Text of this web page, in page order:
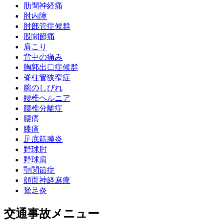
肋間神経痛
肘内障
肘部管症候群
股関節痛
肩こり
背中の痛み
胸郭出口症候群
脊柱管狭窄症
腕のしびれ
腰椎ヘルニア
腰椎分離症
腰痛
膝痛
足底筋膜炎
野球肘
野球肩
顎関節症
顔面神経麻痺
鵞足炎
交通事故メニュー